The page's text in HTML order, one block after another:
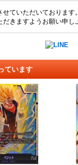
ていただいておりま
きますようお願い申し
ています